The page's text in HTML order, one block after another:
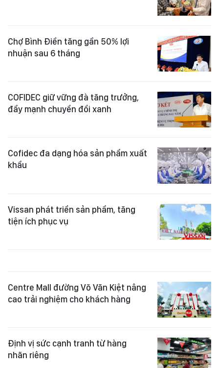
Chợ Bình Điền tăng gần 50% lợi
nhuận sau 6 tháng
COFIDEC giữ vững đà tăng trưởng,
đẩy mạnh chuyển đổi xanh
Cofidec đa dạng hóa sản phẩm xuất
khẩu
Vissan phát triển sản phẩm, tăng
tiện ích phục vụ
Centre Mall đường Võ Văn Kiệt nâng
cao trải nghiệm cho khách hàng
Định vị sức cạnh tranh từ hàng
nhãn riêng